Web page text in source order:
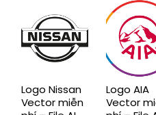
CDR, PNG
chuẩn mới,
miễn phí
SVG, PNG
chuẩn mới
Logo Nissan
Vector miễn
Logo AIA
Vector